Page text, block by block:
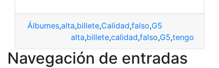
Álbumes,alta,billete,Calidad,falso,G5
alta,billete,calidad,falso,G5,tengo
Navegación de entradas